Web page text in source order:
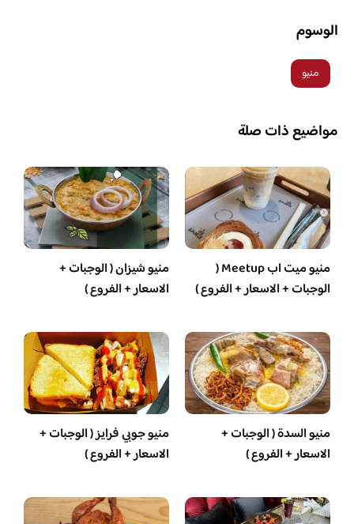
الوسوم
منيو
مواضيع ذات صلة
منيو ميت اب Meetup (
الوجبات + الاسعار + الفروع )
منيو شيزان ( الوجبات +
الاسعار + الفروع )
منيو السدة ( الوجبات +
الاسعار + الفروع )
منيو جوبي فرايز ( الوجبات +
الاسعار + الفروع )